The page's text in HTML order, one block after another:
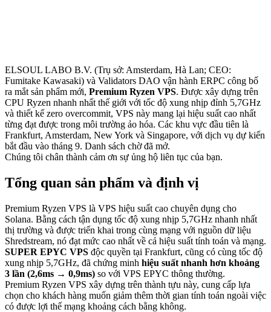
ELSOUL LABO B.V. (Trụ sở: Amsterdam, Hà Lan; CEO:
Fumitake Kawasaki) và Validators DAO vận hành ERPC công bố
ra mắt sản phẩm mới, Premium Ryzen VPS. Được xây dựng trên
CPU Ryzen nhanh nhất thế giới với tốc độ xung nhịp đỉnh 5,7GHz
và thiết kế zero overcommit, VPS này mang lại hiệu suất cao nhất
từng đạt được trong môi trường ảo hóa. Các khu vực đầu tiên là
Frankfurt, Amsterdam, New York và Singapore, với dịch vụ dự kiến
bắt đầu vào tháng 9. Danh sách chờ đã mở.
Chúng tôi chân thành cảm ơn sự ủng hộ liên tục của bạn.
Tổng quan sản phẩm và định vị
Premium Ryzen VPS là VPS hiệu suất cao chuyên dụng cho
Solana. Bằng cách tận dụng tốc độ xung nhịp 5,7GHz nhanh nhất
thị trường và được triển khai trong cùng mạng với nguồn dữ liệu
Shredstream, nó đạt mức cao nhất về cả hiệu suất tính toán và mạng.
SUPER EPYC VPS độc quyền tại Frankfurt, cũng có cùng tốc độ
xung nhịp 5,7GHz, đã chứng minh hiệu suất nhanh hơn khoảng
3 lần (2,6ms → 0,9ms) so với VPS EPYC thông thường.
Premium Ryzen VPS xây dựng trên thành tựu này, cung cấp lựa
chọn cho khách hàng muốn giảm thêm thời gian tính toán ngoài việc
có được lợi thế mạng khoảng cách bằng không.